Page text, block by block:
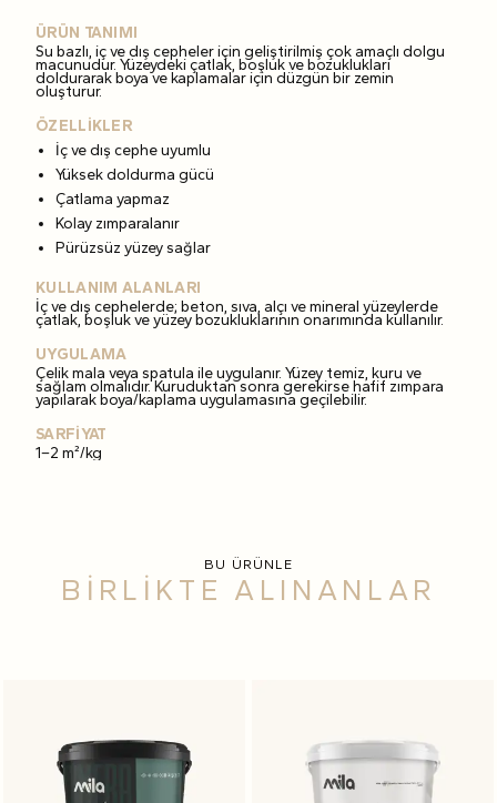
ÜRÜN TANIMI
Su bazlı, iç ve dış cepheler için geliştirilmiş çok amaçlı dolgu
macunudur. Yüzeydeki çatlak, boşluk ve bozuklukları
doldurarak boya ve kaplamalar için düzgün bir zemin
oluşturur.
ÖZELLİKLER
İç ve dış cephe uyumlu
Yüksek doldurma gücü
Çatlama yapmaz
Kolay zımparalanır
Pürüzsüz yüzey sağlar
KULLANIM ALANLARI
İç ve dış cephelerde; beton, sıva, alçı ve mineral yüzeylerde
çatlak, boşluk ve yüzey bozukluklarının onarımında kullanılır.
UYGULAMA
Çelik mala veya spatula ile uygulanır. Yüzey temiz, kuru ve
sağlam olmalıdır. Kuruduktan sonra gerekirse hafif zımpara
yapılarak boya/kaplama uygulamasına geçilebilir.
SARFİYAT
1–2 m²/kg
BU ÜRÜNLE
BİRLİKTE ALINANLAR